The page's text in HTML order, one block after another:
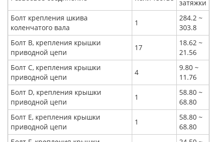
затяжки
Болт крепления шкива
коленчатого вала
1
284.2 ~
303.8
Болт B, крепления крышки
приводной цепи
17
18.62 ~
21.56
Болт C, крепления крышки
приводной цепи
4
9.80 ~
11.76
Болт D, крепления крышки
приводной цепи
1
58.80 ~
68.80
Болт E, крепления крышки
приводной цепи
1
58.80 ~
68.80